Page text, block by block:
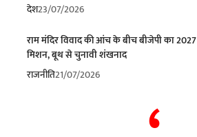
देश23/07/2026
राम मंदिर विवाद की आंच के बीच बीजेपी का 2027
मिशन, बूथ से चुनावी शंखनाद
राजनीति21/07/2026